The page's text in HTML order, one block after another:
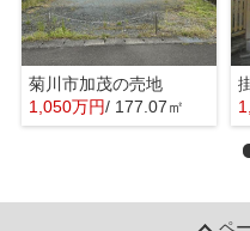
菊川市加茂の売地
1,050万円/ 177.07㎡
ペ